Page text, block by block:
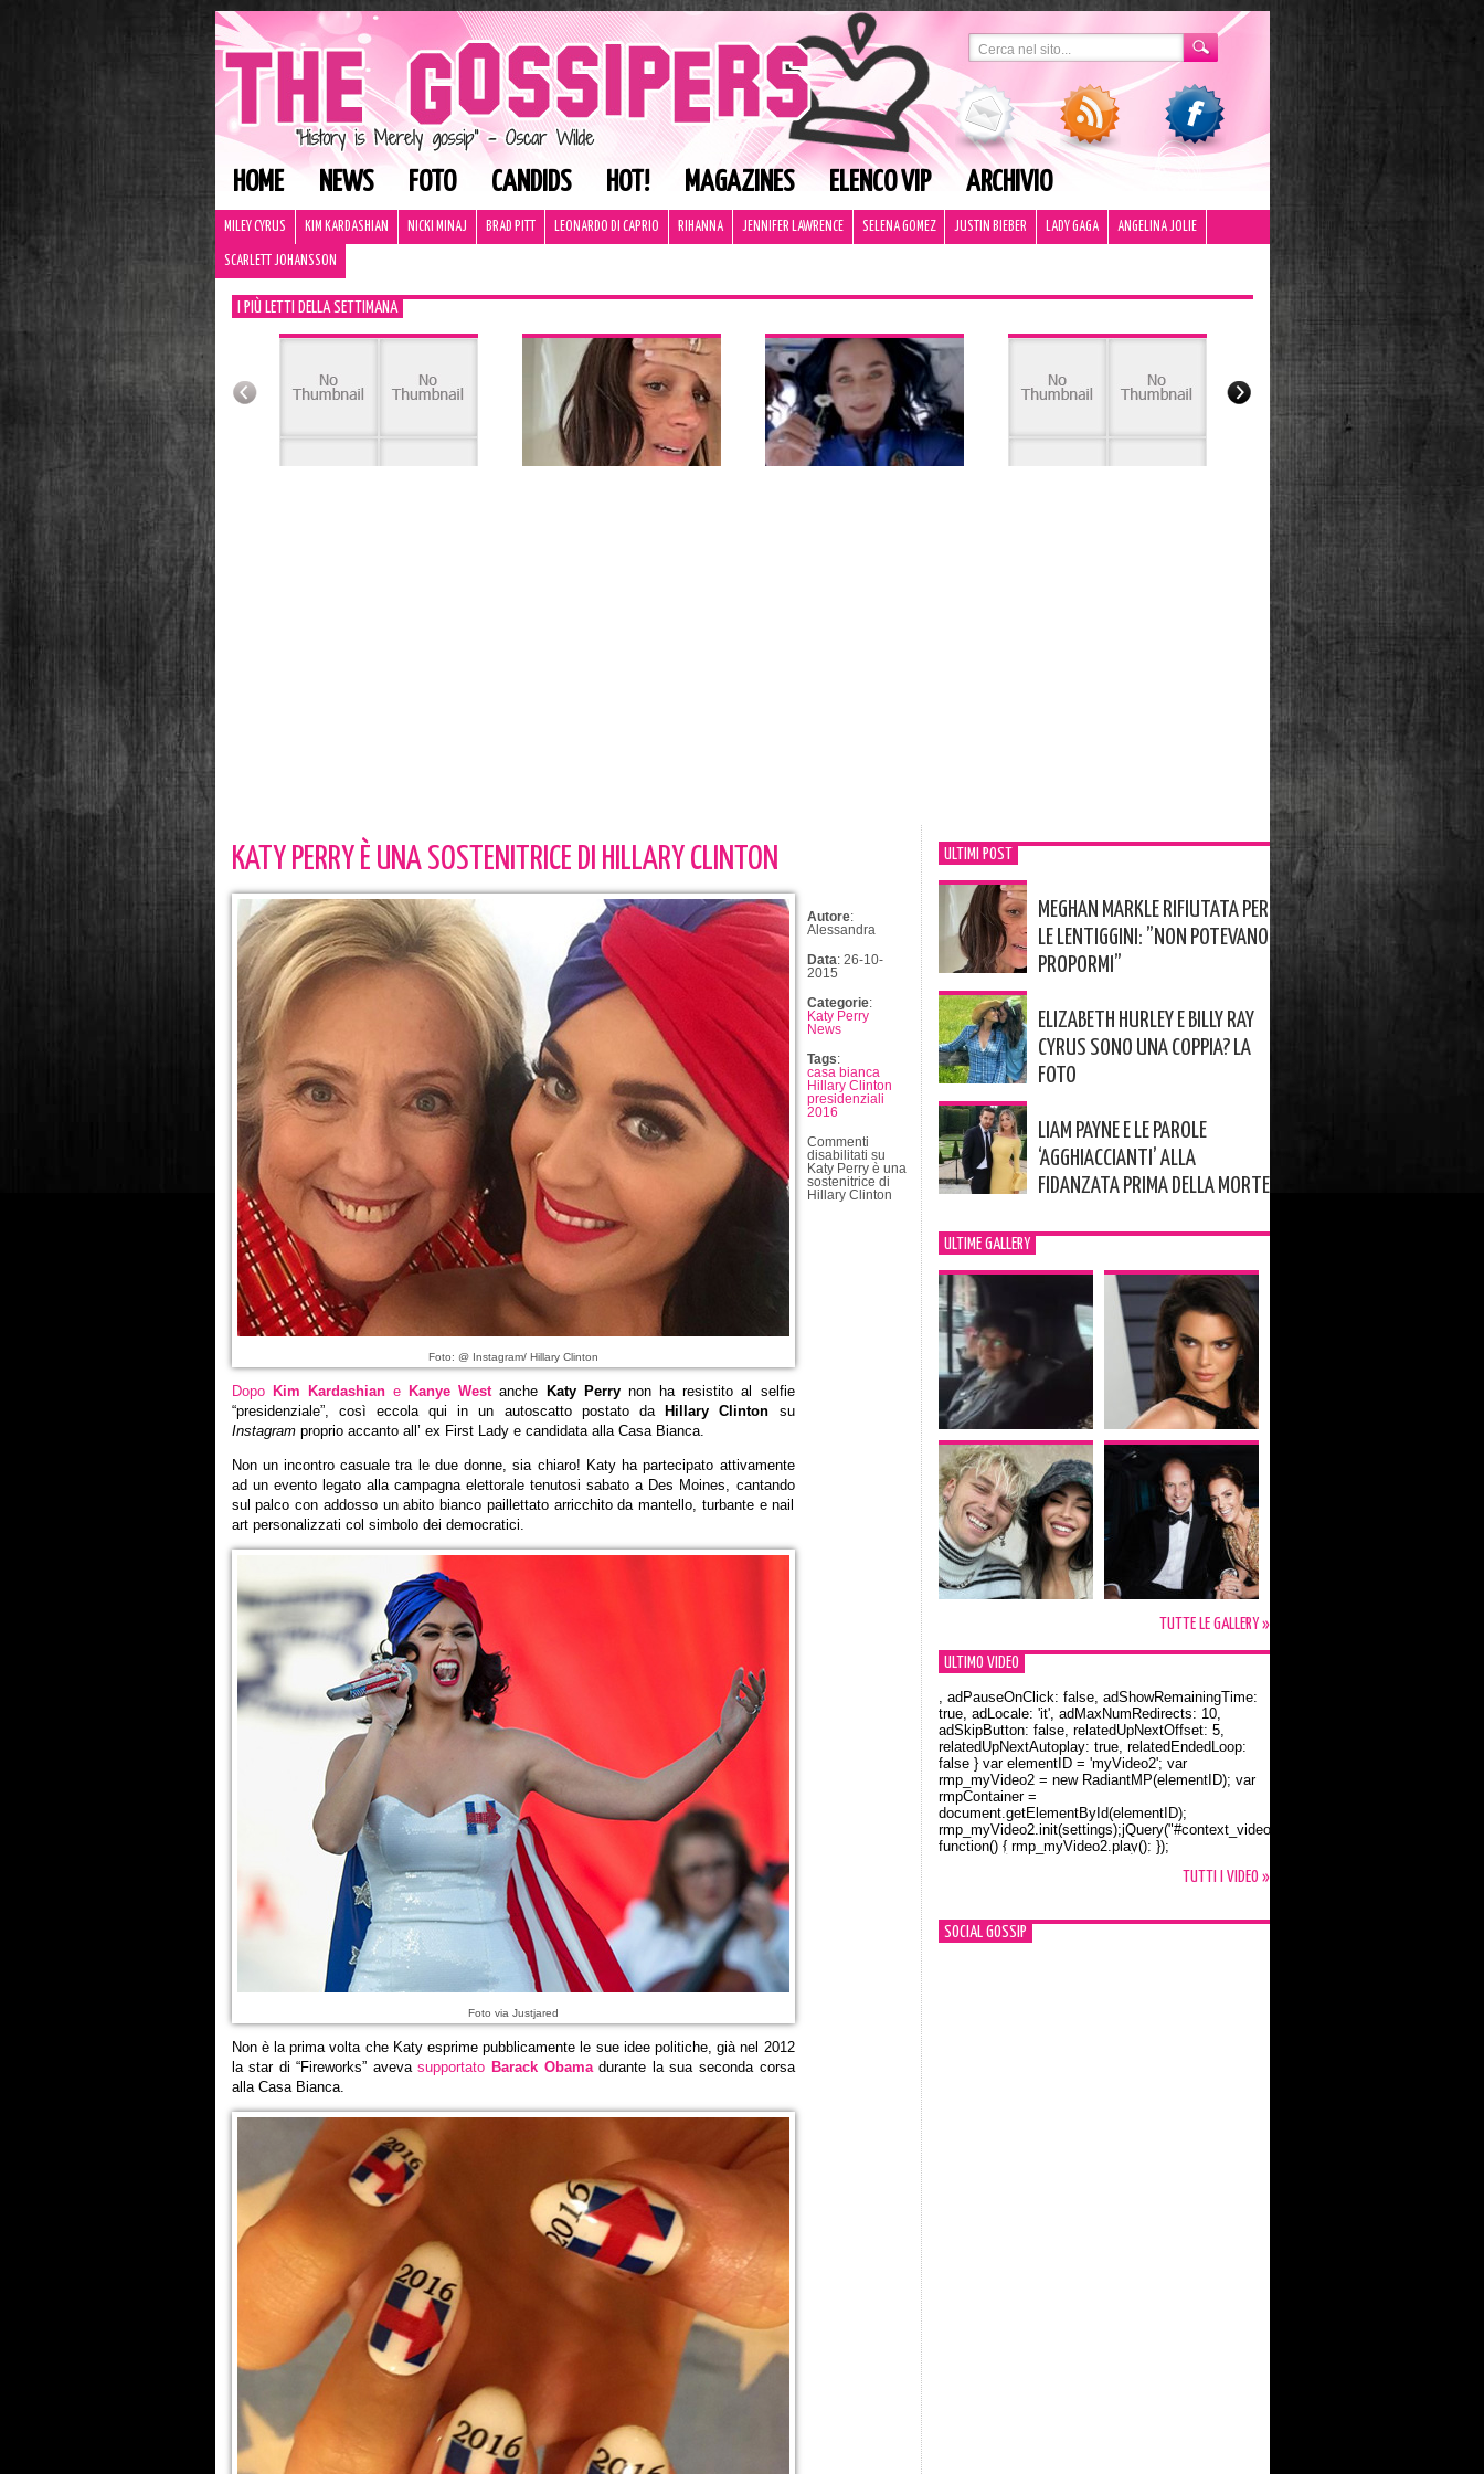
HOME NEWS FOTO CANDIDS HOT! MAGAZINES ELENCO VIP ARCHIVIO
MILEY CYRUS KIM KARDASHIAN NICKI MINAJ BRAD PITT LEONARDO DI CAPRIO RIHANNA JENNIFER LAWRENCE SELENA GOMEZ JUSTIN BIEBER LADY GAGA ANGELINA JOLIE
SCARLETT JOHANSSON
I PIÙ LETTI DELLA SETTIMANA
KATY PERRY È UNA SOSTENITRICE DI HILLARY CLINTON
Foto: @ Instagram/ Hillary Clinton
DopoKim KardashianeKanye Westanche Katy Perrynon ha resistito al selfie
“presidenziale”, così eccola qui in un autoscatto postato daHillary Clinton su
Instagramproprio accanto all’ ex First Lady e candidata alla Casa Bianca.
Non un incontro casuale tra le due donne, sia chiaro! Katy ha partecipato attivamente
ad un evento legato alla campagna elettorale tenutosi sabato a Des Moines, cantando
sul palco con addosso un abito bianco paillettato arricchito da mantello, turbante e nail
art personalizzati col simbolo dei democratici.
Foto via Justjared
Non è la prima volta che Katy esprime pubblicamente le sue idee politiche, già nel 2012
la star di “Fireworks” avevasupportato Barack Obamadurante la sua seconda corsa
alla Casa Bianca.
Autore:
Alessandra
Data: 26-10-
2015
Categorie:
Katy Perry
News
Tags:
casa bianca
Hillary Clinton
presidenziali
2016
Commenti
disabilitati su
Katy Perry è una
sostenitrice di
Hillary Clinton
ULTIMI POST
MEGHAN MARKLE RIFIUTATA PER
LE LENTIGGINI: ”NON POTEVANO
PROPORMI”
ELIZABETH HURLEY E BILLY RAY
CYRUS SONO UNA COPPIA? LA
FOTO
LIAM PAYNE E LE PAROLE
‘AGGHIACCIANTI’ ALLA
FIDANZATA PRIMA DELLA MORTE
ULTIME GALLERY
TUTTE LE GALLERY »
ULTIMO VIDEO
Orlando Bloom e la t-shirt dedicata a Flynn
, adPauseOnClick: false, adShowRemainingTime:
true, adLocale: 'it', adMaxNumRedirects: 10,
adSkipButton: false, relatedUpNextOffset: 5,
relatedUpNextAutoplay: true, relatedEndedLoop:
false } var elementID = 'myVideo2'; var
rmp_myVideo2 = new RadiantMP(elementID); var
rmpContainer =
document.getElementById(elementID);
rmp_myVideo2.init(settings);jQuery("#context_video2").one("mouseover",
function() { rmp_myVideo2.play(); });
TUTTI I VIDEO »
SOCIAL GOSSIP